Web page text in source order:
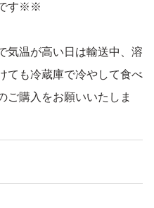
す※※
気温が高い日は輸送中、溶
ても冷蔵庫で冷やして食べ
ご購入をお願いいたしま
由での悪い評価はご遠慮く